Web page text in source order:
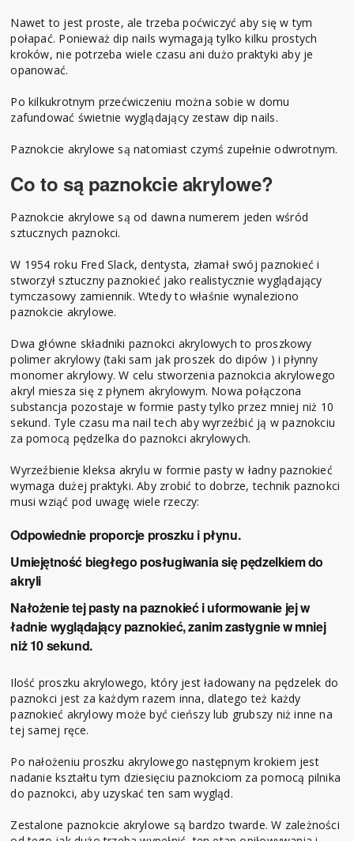
Nawet to jest proste, ale trzeba poćwiczyć aby się w tym
połapać. Ponieważ dip nails wymagają tylko kilku prostych
kroków, nie potrzeba wiele czasu ani dużo praktyki aby je
opanować.
Po kilkukrotnym przećwiczeniu można sobie w domu
zafundować świetnie wyglądający zestaw dip nails.
Paznokcie akrylowe są natomiast czymś zupełnie odwrotnym.
Co to są paznokcie akrylowe?
Paznokcie akrylowe są od dawna numerem jeden wśród
sztucznych paznokci.
W 1954 roku Fred Slack, dentysta, złamał swój paznokieć i
stworzył sztuczny paznokieć jako realistycznie wyglądający
tymczasowy zamiennik. Wtedy to właśnie wynaleziono
paznokcie akrylowe.
Dwa główne składniki paznokci akrylowych to proszkowy
polimer akrylowy (taki sam jak proszek do dipów ) i płynny
monomer akrylowy. W celu stworzenia paznokcia akrylowego
akryl miesza się z płynem akrylowym. Nowa połączona
substancja pozostaje w formie pasty tylko przez mniej niż 10
sekund. Tyle czasu ma nail tech aby wyrzeźbić ją w paznokciu
za pomocą pędzelka do paznokci akrylowych.
Wyrzeźbienie kleksa akrylu w formie pasty w ładny paznokieć
wymaga dużej praktyki. Aby zrobić to dobrze, technik paznokci
musi wziąć pod uwagę wiele rzeczy:
Odpowiednie proporcje proszku i płynu.
Umiejętność biegłego posługiwania się pędzelkiem do
akryli
Nałożenie tej pasty na paznokieć i uformowanie jej w
ładnie wyglądający paznokieć, zanim zastygnie w mniej
niż 10 sekund.
Ilość proszku akrylowego, który jest ładowany na pędzelek do
paznokci jest za każdym razem inna, dlatego też każdy
paznokieć akrylowy może być cieńszy lub grubszy niż inne na
tej samej ręce.
Po nałożeniu proszku akrylowego następnym krokiem jest
nadanie kształtu tym dziesięciu paznokciom za pomocą pilnika
do paznokci, aby uzyskać ten sam wygląd.
Zestalone paznokcie akrylowe są bardzo twarde. W zależności